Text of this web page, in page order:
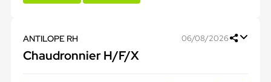
ANTILOPE RH 06/08/2026
Chaudronnier H/F/X